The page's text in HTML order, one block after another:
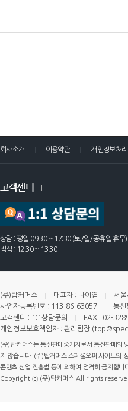
회사소개 이용약관 개인정보처
고객센터
상담 : 평일 09:30 ~ 17:30 (토/일/공휴일 휴무)
점심 : 12:30 ~ 13:30
(주)탑커머스 대표자 : 나이엽
서
사업자등록번호 : 113-86-63057
통신
고객센터 : 1:1상담문의
FAX : 02-
개인정보보호책임자 : 관리팀장
(주)탑커머스는 통신판매중개자로서 통신판매의
지 않습니다. (주)탑커머스 스페셜오퍼 사이트의
콘텐츠 산업 진흥법 등에 의하여 엄격히 금지합니
Copyright ⓒ (주)탑커머스 All rights